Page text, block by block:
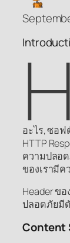
H
อะไร, ซอฟ
HTTP
ความปลอด
ของเรามี
Header ข
ปลอดภัยมี
Content